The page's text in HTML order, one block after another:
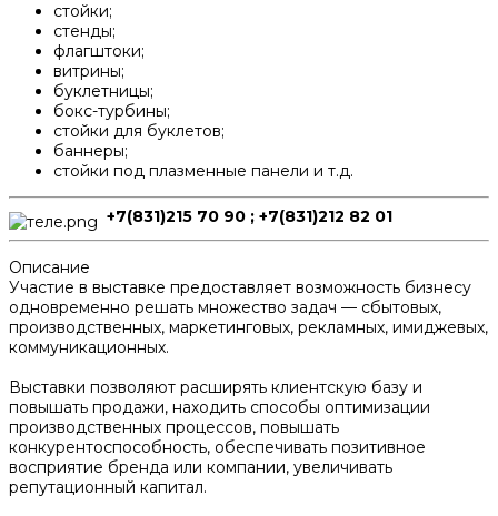
cтойки;
cтенды;
флагштоки;
витрины;
буклетницы;
бокс-турбины;
стойки для буклетов;
баннеры;
стойки под плазменные панели и т.д.
+7(831)215 70 90 ; +7(831)212 82 01
Описание
Участие в выставке предоставляет возможность бизнесу
одновременно решать множество задач — сбытовых,
производственных, маркетинговых, рекламных, имиджевых,
коммуникационных.
Выставки позволяют расширять клиентскую базу и
повышать продажи, находить способы оптимизации
производственных процессов, повышать
конкурентоспособность, обеспечивать позитивное
восприятие бренда или компании, увеличивать
репутационный капитал.